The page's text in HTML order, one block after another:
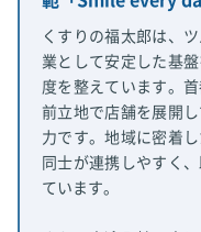
くすりの福太郎は、
業として安定した基
度を整えています。
前立地で店舗を展開
力です。地域に密着
同士が連携しやすく
ています。